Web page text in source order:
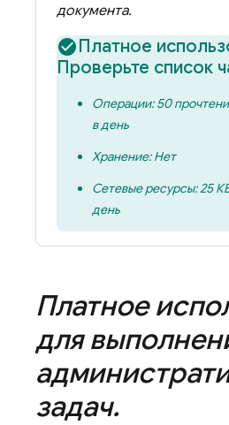
документа.
Платное
Проверьте список
Операции: 50
в день
Хранение: Нет
Сетевые ресурсы: 25
день
Платное
для
задач.